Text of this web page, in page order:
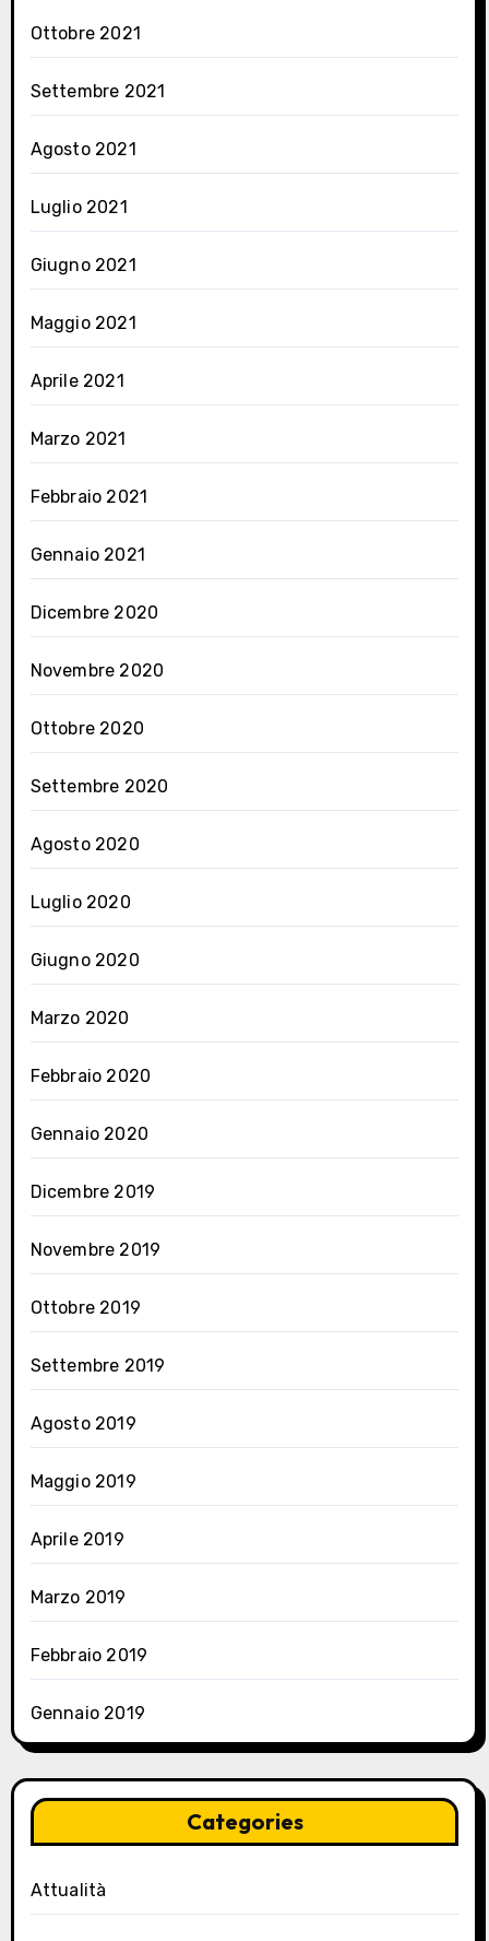
Ottobre 2021
Settembre 2021
Agosto 2021
Luglio 2021
Giugno 2021
Maggio 2021
Aprile 2021
Marzo 2021
Febbraio 2021
Gennaio 2021
Dicembre 2020
Novembre 2020
Ottobre 2020
Settembre 2020
Agosto 2020
Luglio 2020
Giugno 2020
Marzo 2020
Febbraio 2020
Gennaio 2020
Dicembre 2019
Novembre 2019
Ottobre 2019
Settembre 2019
Agosto 2019
Maggio 2019
Aprile 2019
Marzo 2019
Febbraio 2019
Gennaio 2019
Categories
Attualità